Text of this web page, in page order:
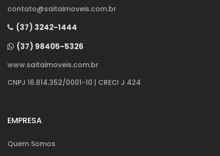
contato@saitaimoveis.com.br
(37) 3242-1444
(37) 98405-5326
www.saitaimoveis.com.br
CNPJ 16.814.352/0001-10 | CRECI J 424
EMPRESA
Quem Somos